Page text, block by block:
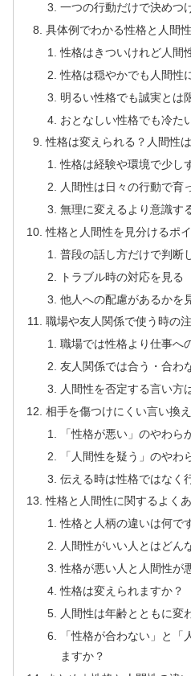
一つの行動だけで決めつ
具体例でわかる性格と人間
性格はきついけれど人間
性格は穏やかでも人間性
明るい性格でも誠実とは
おとなしい性格でも冷た
性格は変えられる？人間性
性格は経験や環境で少し
人間性は日々の行動で育
無理に変えるより意識す
性格と人間性を見分けるポ
普段の話し方だけで判断
トラブル時の対応を見る
他人への配慮があるかを
職場や友人関係で使う時の
職場では性格より仕事へ
友人関係では合う・合わ
人間性を否定する言い方
相手を傷つけにくい言い換
「性格が悪い」のやわら
「人間性を疑う」のやわ
伝える時は性格ではなく
性格と人間性に関するよく
性格と人柄の違いは何で
人間性がいい人とはどん
性格が悪い人と人間性が
性格は変えられますか？
人間性は年齢とともに変
「性格が合わない」と
ますか？